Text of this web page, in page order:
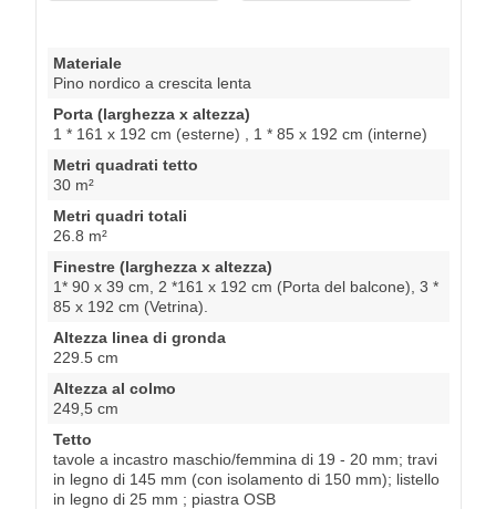
Materiale
Pino nordico a crescita lenta
Porta (larghezza x altezza)
1 * 161 x 192 cm (esterne) , 1 * 85 x 192 cm (interne)
Metri quadrati tetto
30 m²
Metri quadri totali
26.8 m²
Finestre (larghezza x altezza)
1* 90 x 39 cm, 2 *161 x 192 cm (Porta del balcone), 3 *
85 x 192 cm (Vetrina).
Altezza linea di gronda
229.5 cm
Altezza al colmo
249,5 cm
Tetto
tavole a incastro maschio/femmina di 19 - 20 mm; travi
in legno di 145 mm (con isolamento di 150 mm); listello
in legno di 25 mm ; piastra OSB